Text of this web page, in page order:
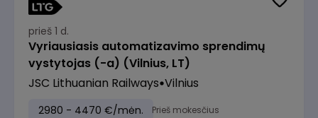
prieš 1 d.
Vyriausiasis automatizavimo sprendimų
vystytojas (-a) (Vilnius, LT)
JSC Lithuanian Railways Vilnius
2980 - 4470 €/mėn. Prieš mokesčius